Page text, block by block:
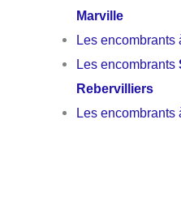
Marville
Les encombrants
Les encombrants
Rebervilliers
Les encombrants